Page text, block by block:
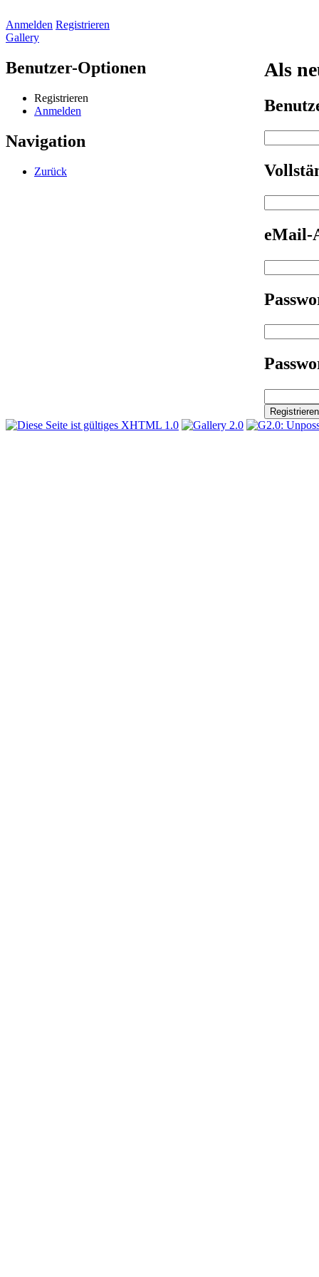
Anmelden Registrieren
Gallery
Benutzer-Optionen
Registrieren
Anmelden
Navigation
Zurück
Als
eMail-